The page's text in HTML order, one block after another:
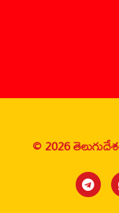
© 2026